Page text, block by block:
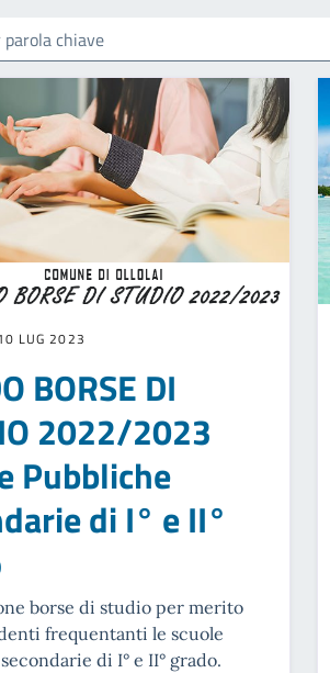
LUG 2023
BORSE DI
2022/2023
Pubbliche
di I° e II°
borse di studio per merito
frequentanti le scuole
di I° e II° grado.